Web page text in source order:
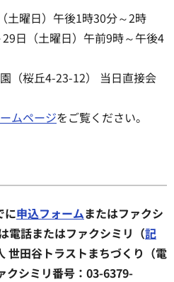
土曜日）午後1時30分～2時
29日（土曜日）午前9時～午後4
（桜丘4-23-12） 当日直接会
ムページをご覧ください。
に申込フォームまたはファクシ
電話またはファクシミリ（記
世田谷トラストまちづくり（電
クシミリ番号：03-6379-